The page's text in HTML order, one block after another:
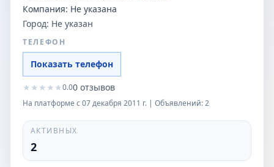
Компания: Не указана
Город: Не указан
ТЕЛЕФОН
Показать телефон
★ ★ ★ ★ ★0.00 отзывов
На платформе с07 декабря 2011 г. | Объявлений:2
АКТИВНЫХ
2